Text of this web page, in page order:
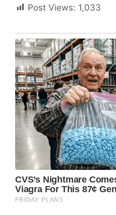
Post Views: 1,033